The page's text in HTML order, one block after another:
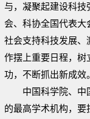
与，凝聚起建设科技
会、科协全国代表大
社会支持科技发展、
作摆上重要日程，树
功，不断抓出新成效。
中国科学院、中
的最高学术机构，